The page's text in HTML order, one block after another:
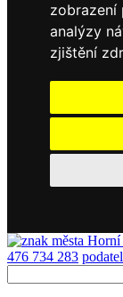
zobrazení
analýzy
zjištění
476 734 283